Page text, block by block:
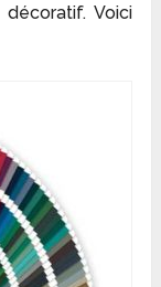
décoratif. Voici